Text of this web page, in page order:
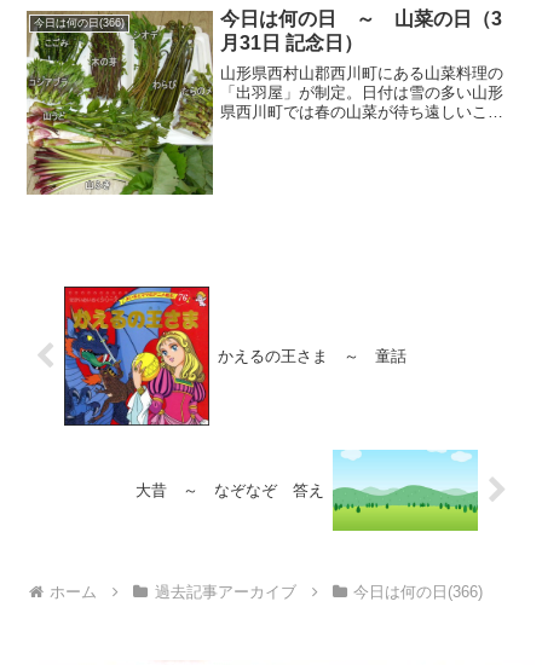
を開始した1983年（昭和58年）9月13日
から。同社が手が...
今日は何の日(366)
今日は何の日 ～ 山菜の日（3
月31日 記念日）
山形県西村山郡西川町にある山菜料理の
「出羽屋」が制定。日付は雪の多い山形
県西川町では春の山菜が待ち遠しいこと
かえるの王さま ～ 童話
大昔 ～ なぞなぞ 答え
ホーム 過去記事アーカイブ 今日は何の日(366)